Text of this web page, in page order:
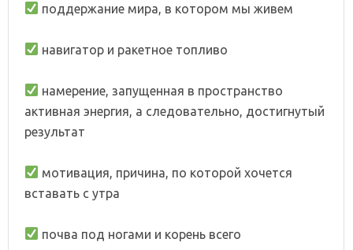
поддержание мира, в котором мы живем
навигатор и ракетное топливо
намерение, запущенная в пространство
активная энергия, а следовательно, достигнутый
результат
мотивация, причина, по которой хочется
вставать с утра
почва под ногами и корень всего